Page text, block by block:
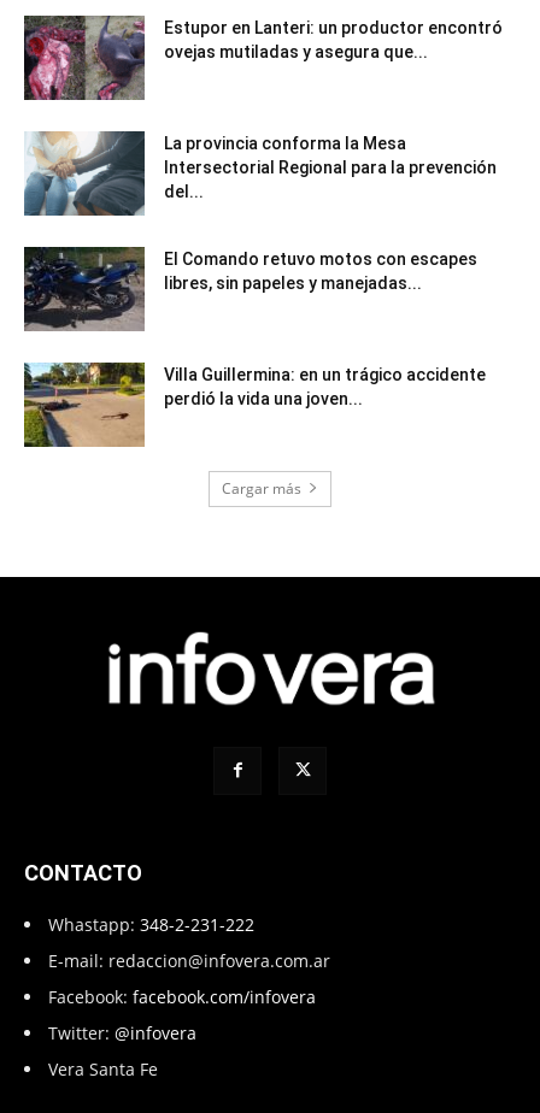
Estupor en Lanteri: un productor encontró
ovejas mutiladas y asegura que...
La provincia conforma la Mesa
Intersectorial Regional para la prevención
del...
El Comando retuvo motos con escapes
libres, sin papeles y manejadas...
Villa Guillermina: en un trágico accidente
perdió la vida una joven...
Cargar más
CONTACTO
Whastapp: 348-2-231-222
E-mail: redaccion@infovera.com.ar
Facebook: facebook.com/infovera
Twitter: @infovera
Vera Santa Fe